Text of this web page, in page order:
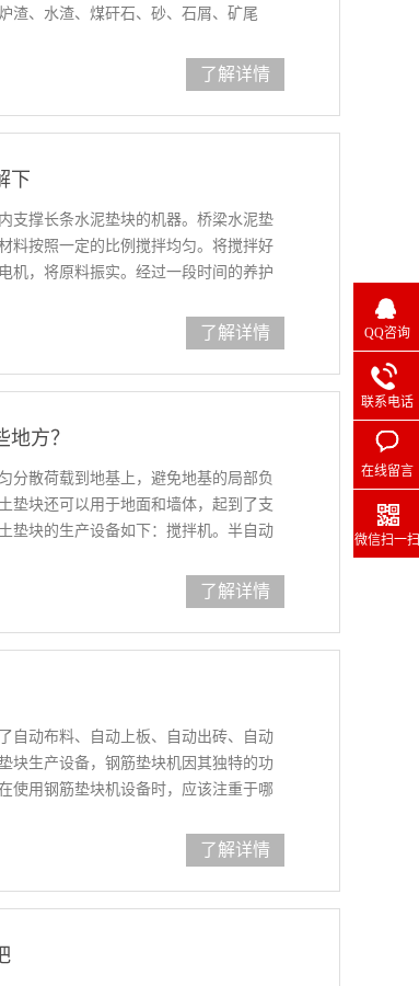
渣、水渣、煤矸石、砂、石屑、矿尾
了解详情
下
支撑长条水泥垫块的机器。桥梁水泥垫
料按照一定的比例搅拌均匀。将搅拌好
机，将原料振实。经过一段时间的养护
了解详情
方？
分散荷载到地基上，避免地基的局部负
垫块还可以用于地面和墙体，起到了支
垫块的生产设备如下：搅拌机。半自动
了解详情
自动布料、自动上板、自动出砖、自动
块生产设备，钢筋垫块机因其独特的功
使用钢筋垫块机设备时，应该注重于哪
了解详情
QQ咨询
联系电话
在线留言
微信扫一扫